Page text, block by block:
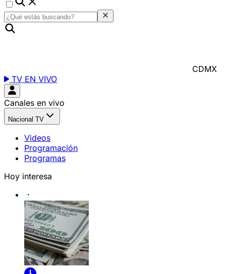
CDMX
TV EN VIVO
Canales en vivo
Nacional TV
Videos
Programación
Programas
Hoy interesa